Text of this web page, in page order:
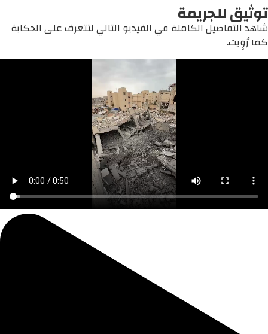
توثيق للجريمة
شاهد التفاصيل الكاملة في الفيديو التالي لتتعرف على الحكاية
كما رُوِيت.